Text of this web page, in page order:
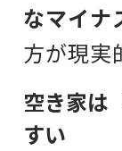
なマイナ
方が現実
空き家は
すい